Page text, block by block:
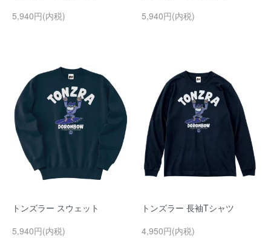
5,940円(内税)
5,940円(内税)
トンズラー スウェット
5,940円(内税)
トンズラー 長袖Tシャツ
4,950円(内税)